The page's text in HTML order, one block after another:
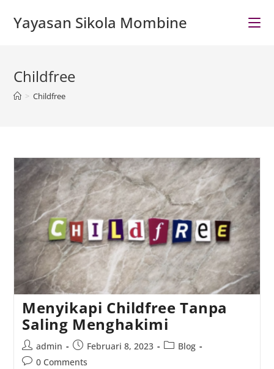
Yayasan Sikola Mombine
Childfree
> Childfree
Menyikapi Childfree Tanpa
Saling Menghakimi
Post
author:
admin
Post
published:
Februari 8, 2023
PostBlog
Post0 Comments